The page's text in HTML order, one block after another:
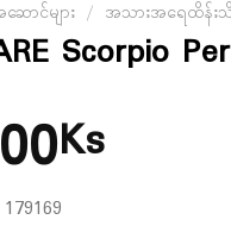
ာင်များ / အသားအရေထိန်းသိမ်
Scorpio
Ks